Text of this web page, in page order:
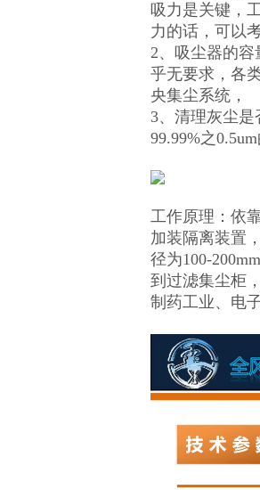
吸力是关键，
力的话，可以
2、吸尘器的容
乎无要求，各
央集尘系统，
3、清理灰尘
99.99%之
工作原理：依
加装隔离装置
径为100-
到过滤集尘柜
制药工业、电